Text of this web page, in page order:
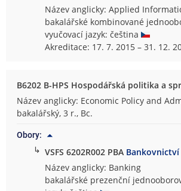
Název anglicky: Applied
bakalářské kombinované
vyučovací jazyk: čeština
Akreditace: 17. 7. 2015 – 31. 12.
B6202 B-HPS Hospodářská politika a
Název anglicky: Economic Policy and
bakalářský, 3 r., Bc.
Obory:
↳ VSFS 6202R002 PBA Bankovnictví
Název anglicky: Banking
bakalářské prezenční